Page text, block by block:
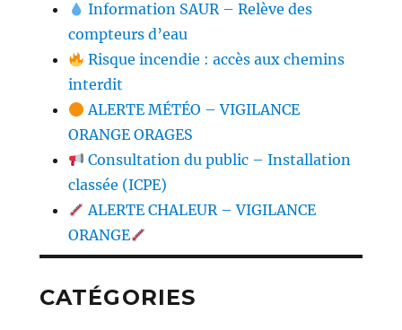
Information SAUR – Relève des
compteurs d’eau
Risque incendie : accès aux chemins
interdit
ALERTE MÉTÉO – VIGILANCE
ORANGE ORAGES
Consultation du public – Installation
classée (ICPE)
ALERTE CHALEUR – VIGILANCE
ORANGE
CATÉGORIES